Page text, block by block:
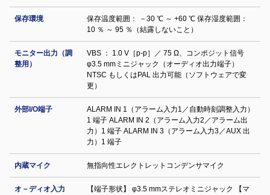
保存環境
保存温度範囲： －30 ℃ ～ +60 ℃ 保存湿度範囲：
10 ％ ～ 95 ％（結露しないこと）
モニター出力（調
整用）
VBS ： 1.0 V［p-p］／ 75 Ω、コンポジット信号
φ3.5 mmミニジャック（オーディオ出力端子）
NTSC もしくはPAL 出力可能（ソフトウェアで変
更）
外部I/O端子
ALARM IN 1（アラーム入力1／自動時刻調整入力）
1 端子 ALARM IN 2（アラーム入力2／アラーム出
力）1 端子 ALARM IN 3（アラーム入力3／AUX 出
力）1 端子
内蔵マイク 無指向性エレクトレットコンデンサマイク
オ－ディオ入力
【端子形状】 φ3.5 mmステレオミニジャック 【マ